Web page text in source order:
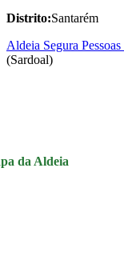
Distrito:Santarém
Aldeia Segura Pessoas
(Sardoal)
da Aldeia